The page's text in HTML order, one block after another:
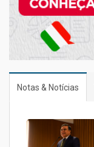
Notas & Notícias